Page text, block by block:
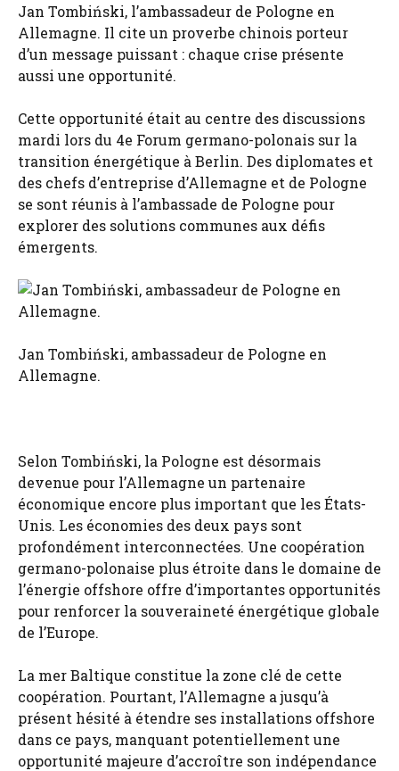
Jan Tombiński, l’ambassadeur de Pologne en
Allemagne. Il cite un proverbe chinois porteur
d’un message puissant : chaque crise présente
aussi une opportunité.
Cette opportunité était au centre des discussions
mardi lors du 4e Forum germano-polonais sur la
transition énergétique à Berlin. Des diplomates et
des chefs d’entreprise d’Allemagne et de Pologne
se sont réunis à l’ambassade de Pologne pour
explorer des solutions communes aux défis
émergents.
Jan Tombiński, ambassadeur de Pologne en
Allemagne.
Selon Tombiński, la Pologne est désormais
devenue pour l’Allemagne un partenaire
économique encore plus important que les États-
Unis. Les économies des deux pays sont
profondément interconnectées. Une coopération
germano-polonaise plus étroite dans le domaine de
l’énergie offshore offre d’importantes opportunités
pour renforcer la souveraineté énergétique globale
de l’Europe.
La mer Baltique constitue la zone clé de cette
coopération. Pourtant, l’Allemagne a jusqu’à
présent hésité à étendre ses installations offshore
dans ce pays, manquant potentiellement une
opportunité majeure d’accroître son indépendance